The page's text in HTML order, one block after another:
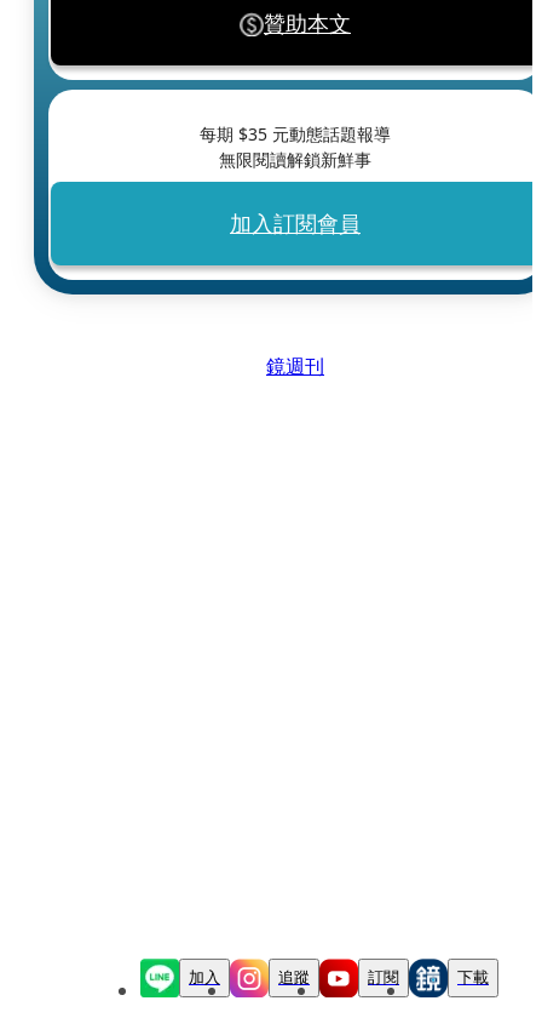
贊助本文
每期 $35 元動態話題報導
無限閱讀解鎖新鮮事
加入訂閱會員
鏡週刊
加入 追蹤 訂閱 下載